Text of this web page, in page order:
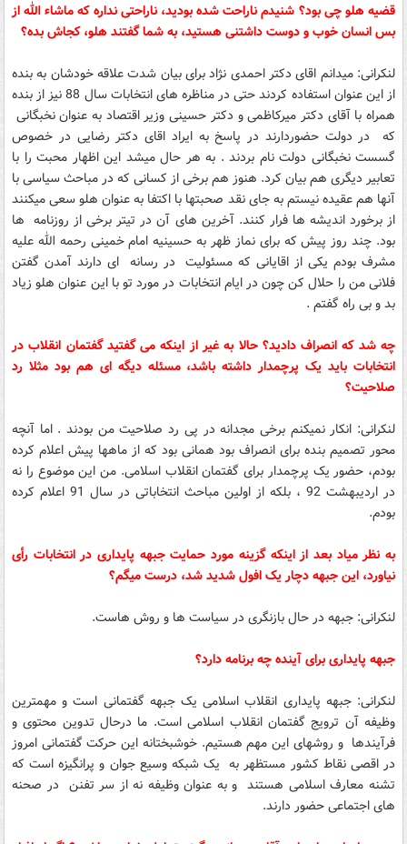
قضیه هلو چی بود؟ شنیدم ناراحت شده بودید، ناراحتی نداره که ماشاء الله از
بس انسان خوب و دوست داشتنی هستید، به شما گفتند هلو، کجاش بده؟
لنکرانی: میدانم اقای دکتر احمدی نژاد برای بیان شدت علاقه خودشان به بنده
از این عنوان استفاده کردند حتی در مناظره های انتخابات سال 88 نیز از بنده
همراه با آقای دکتر میرکاظمی و دکتر حسینی وزیر اقتصاد به عنوان نخبگانی
که در دولت حضوردارند در پاسخ به ایراد اقای دکتر رضایی در خصوص
گسست نخبگانی دولت نام بردند . به هر حال میشد این اظهار محبت را با
تعابیر دیگری هم بیان کرد. هنوز هم برخی از کسانی که در مباحث سیاسی با
آنها هم عقیده نیستم به جای نقد صحبتها با اکتفا به عنوان هلو سعی میکنند
از برخورد اندیشه ها فرار کنند. آخرین های آن در تیتر برخی از روزنامه ها
بود. چند روز پیش که برای نماز ظهر به حسینیه امام خمینی رحمه الله علیه
مشرف بودم یکی از اقایانی که مسئولیت در رسانه ای دارند آمدن گفتن
فلانی من را حلال کن چون در ایام انتخابات در مورد تو با این عنوان هلو زیاد
بد و بی راه گفتم .
چه شد که انصراف دادید؟ حالا به غیر از اینکه می گفتید گفتمان انقلاب در
انتخابات باید یک پرچمدار داشته باشد، مسئله دیگه ای هم بود مثلا رد
صلاحیت؟
لنکرانی: انکار نمیکنم برخی مجدانه در پی رد صلاحیت من بودند . اما آنچه
محور تصمیم بنده برای انصراف بود همانی بود که از ماهها پیش اعلام کرده
بودم، حضور یک پرچمدار برای گفتمان انقلاب اسلامی. من این موضوع را نه
در اردیبهشت 92 ، بلکه از اولین مباحث انتخاباتی در سال 91 اعلام کرده
بودم.
به نظر میاد بعد از اینکه گزینه مورد حمایت جبهه پایداری در انتخابات رأی
نیاورد، این جبهه دچار یک افول شدید شد، درست میگم؟
لنکرانی: جبهه در حال بازنگری در سیاست ها و روش هاست.
جبهه پایداری برای آینده چه برنامه دارد؟
لنکرانی: جبهه پایداری انقلاب اسلامی یک جبهه گفتمانی است و مهمترین
وظیفه آن ترویج گفتمان انقلاب اسلامی است. ما درحال تدوین محتوی و
فرآیندها و روشهای این مهم هستیم. خوشبختانه این حرکت گفتمانی امروز
در اقصی نقاط کشور مستظهر به یک شبکه وسیع جوان و پرانگیزه است که
تشنه معارف اسلامی هستند و به عنوان وظیفه نه از سر تفنن در صحنه
های اجتماعی حضور دارند.